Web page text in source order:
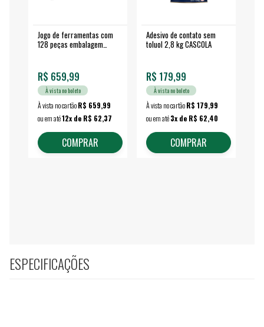
Jogo de ferramentas com
128 peças embalagem
R$ 659,99
À vista no boleto
À vista no cartãoR$ 659,99
ou em até12x de R$ 62,37
COMPRAR
Adesivo de contato sem
toluol 2,8 kg CASCOLA
R$ 179,99
À vista no boleto
À vista no cartãoR$ 179,99
ou em até3x de R$ 62,40
COMPRAR
ESPECIFICAÇÕES